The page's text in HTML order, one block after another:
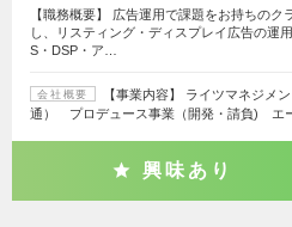
【職務概要】 広告運用で課題をお持ちのク
し、リスティング・ディスプレイ広告の運
S・DSP・ア…
会社概要
【事業内容】 ライツマネジメ
通） プロデュース事業（開発・請負) エ
興味あり